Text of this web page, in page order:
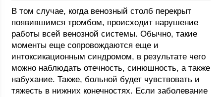
В том случае, когда венозный столб перекрыт
появившимся тромбом, происходит нарушение
работы всей венозной системы. Обычно, такие
моменты еще сопровождаются еще и
интоксикационным синдромом, в результате чего
можно наблюдать отечность, синюшность, а также
набухание. Также, больной будет чувствовать и
тяжесть в нижних конечностях. Если заболевание